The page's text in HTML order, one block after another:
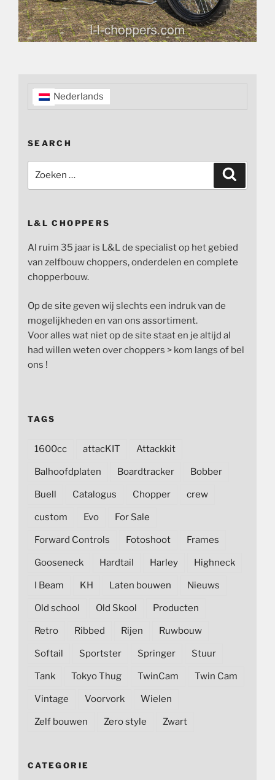
Nederlands
SEARCH
naar:
L&L CHOPPERS
Al ruim 35 jaar is L&L de specialist op het gebied
van zelfbouw choppers, onderdelen en complete
chopperbouw.
Op de site geven wij slechts een indruk van de
mogelijkheden en van ons assortiment.
Voor alles wat niet op de site staat en je altijd al
had willen weten over choppers > kom langs of bel
ons !
TAGS
1600cc attacKIT Attackkit
Balhoofdplaten Boardtracker Bobber
Buell Catalogus Chopper crew
custom Evo For Sale
Forward Controls Fotoshoot Frames
Gooseneck Hardtail Harley Highneck
I Beam KH Laten bouwen Nieuws
Old school Old Skool Producten
Retro Ribbed Rijen Ruwbouw
Softail Sportster Springer Stuur
Tank Tokyo Thug TwinCam Twin Cam
Vintage Voorvork Wielen
Zelf bouwen Zero style Zwart
CATEGORIE